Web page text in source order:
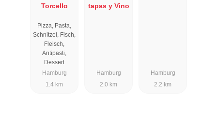
Torcello
Pizza, Pasta,
Schnitzel, Fisch,
Fleisch,
Antipasti,
Dessert
Hamburg
1.4 km
tapas y Vino
Hamburg
2.0 km
Hamburg
2.2 km